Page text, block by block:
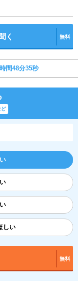
く 無料
間48分34秒
ど
しい
無料